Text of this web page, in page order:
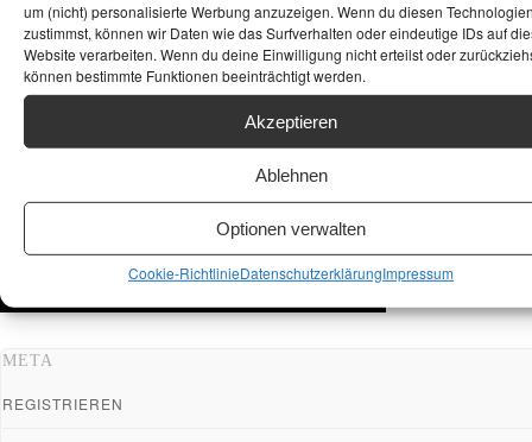
um (nicht) personalisierte Werbung anzuzeigen. Wenn du diesen
zustimmst, können wir Daten wie das Surfverhalten oder eindeutige IDs auf
Website verarbeiten. Wenn du deine Einwilligung nicht erteilst oder
können bestimmte Funktionen beeinträchtigt werden.
Akzeptieren
Ablehnen
Optionen verwalten
Cookie-RichtlinieDatenschutzerklärungImpressum
META
REGISTRIEREN